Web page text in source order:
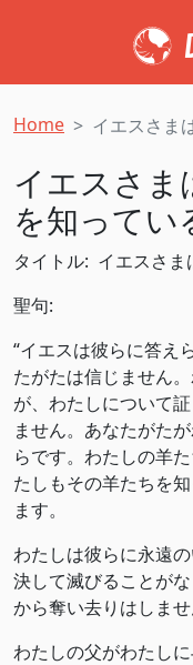
Home イエスさま
イエスさま
を知ってい
タイトル: イエスさま
聖句:
“イエスは彼らに答え
たがたは信じません
が、わたしについて
ません。あなたがた
らです。わたしの羊
たしもその羊たちを
ます。
わたしは彼らに永遠
決して滅びることが
から奪い去りはしませ
わたしの父がわたし